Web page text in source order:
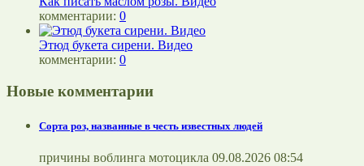
комментарии: 0
Этюд букета сирени. Видео
комментарии: 0
Новые комментарии
Сорта роз, названные в честь известных людей
причины воблинга мотоцикла 09.08.2026 08:54